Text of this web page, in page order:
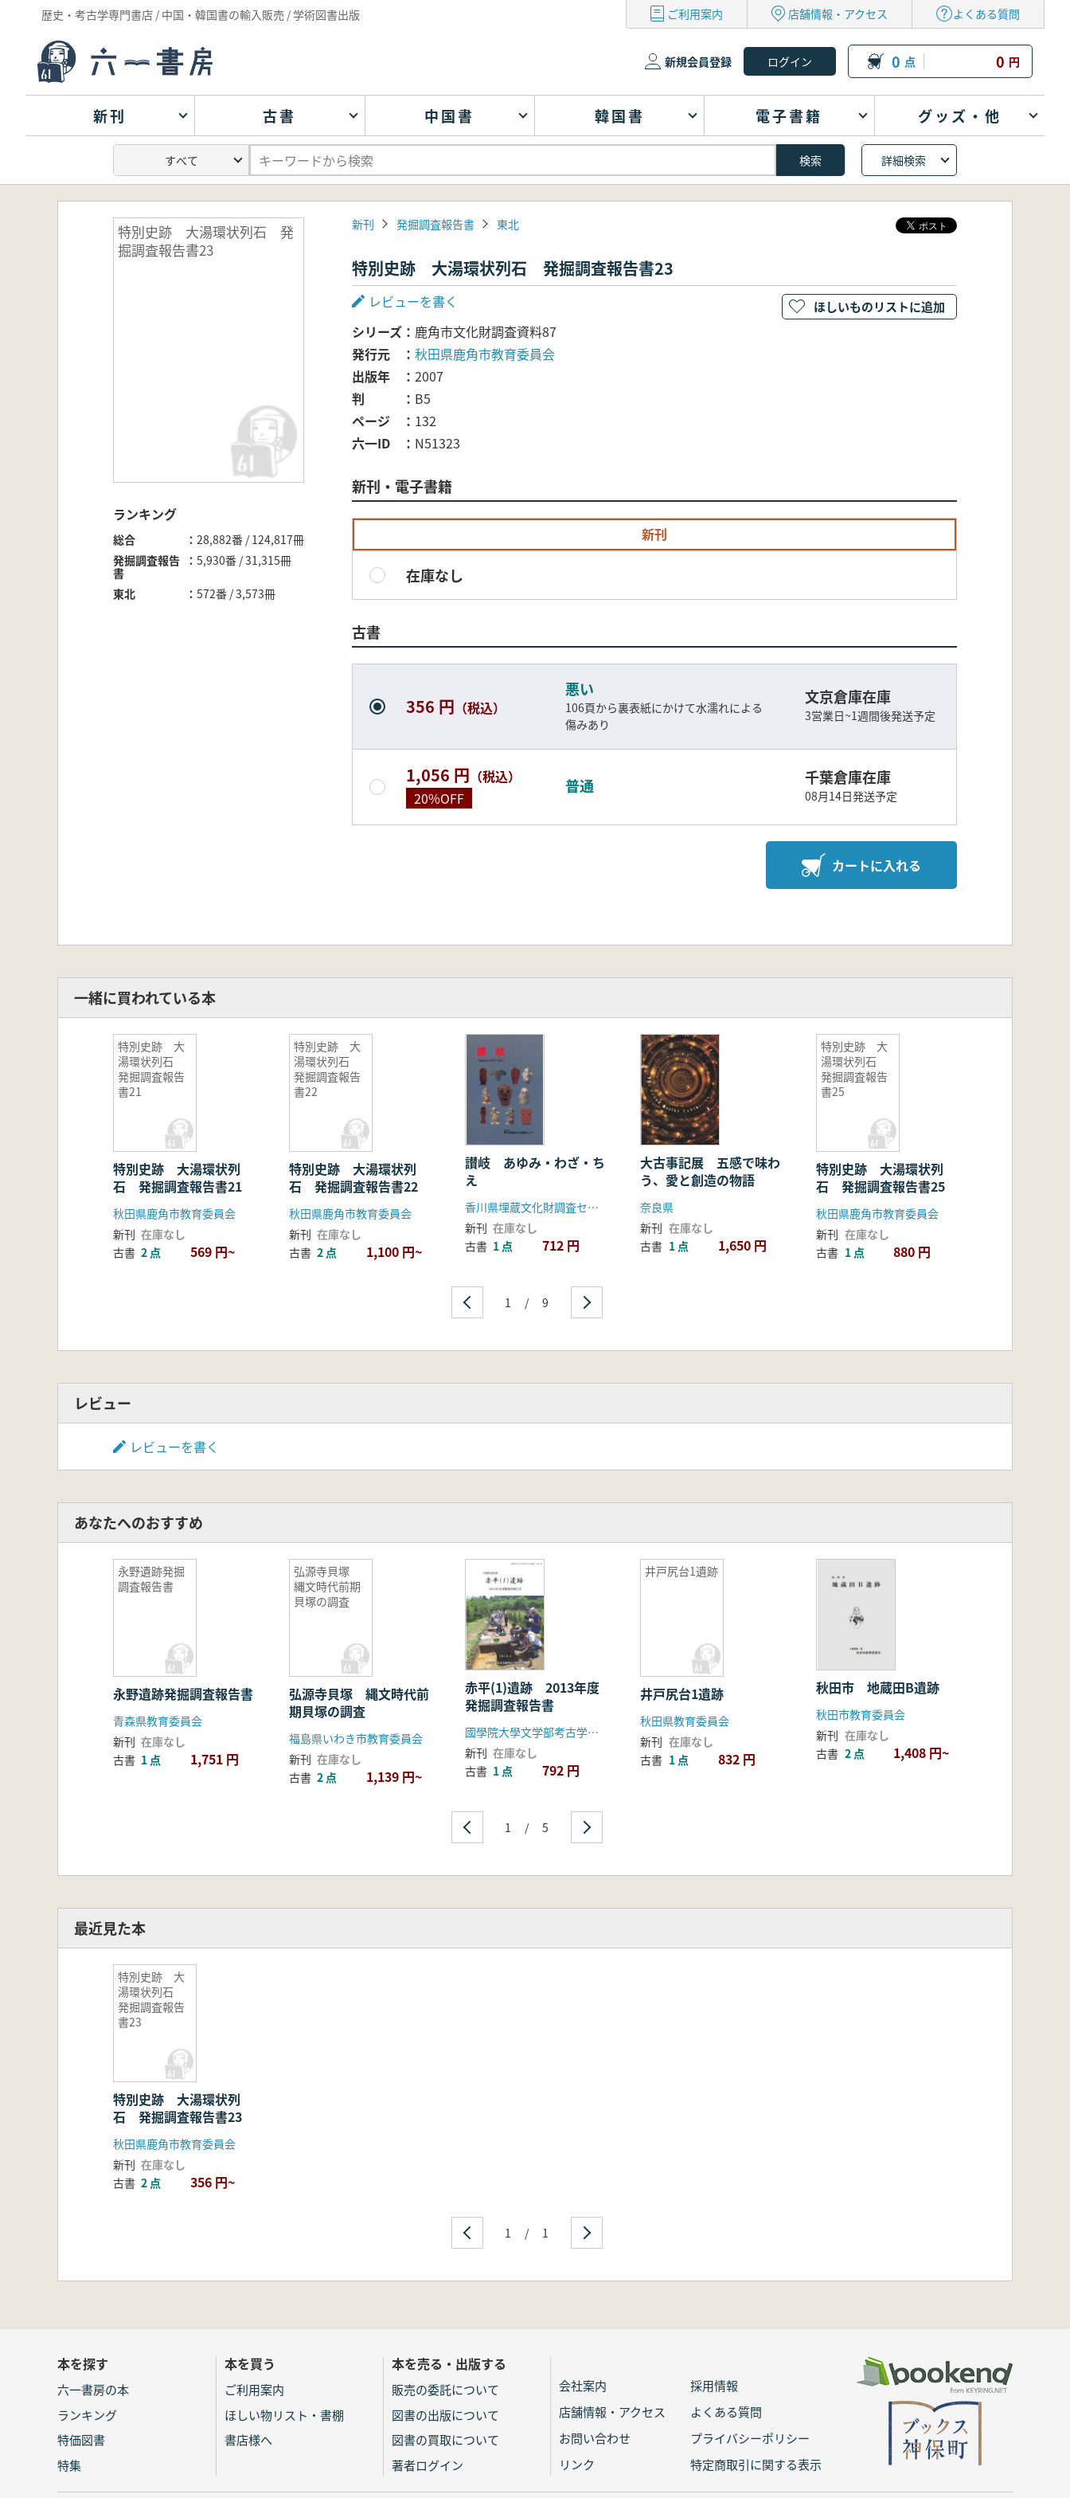
歴史・考古学専門書店 / 中国・韓国書の輸入販売 / 学術図書出版 ご利用案内 店舗情報・アクセス よくある質問
新規会員登録 0 点 0 円
新刊 古書 中国書 韓国書 電子書籍 グッズ・他
詳細検索
特別史跡 大湯環状列石 発
掘調査報告書23
ランキング
総合
28,882番 / 124,817冊
発掘調査報告
書
5,930番 / 31,315冊
東北 572番 / 3,573冊
新刊 発掘調査報告書 東北
特別史跡 大湯環状列石 発掘調査報告書23
レビューを書く
シリーズ
鹿角市文化財調査資料87
発行元
秋田県鹿角市教育委員会
出版年
2007
判
B5
ページ
132
六一ID
N51323
新刊・電子書籍
新刊
在庫なし
古書
356 円 （税込）
悪い
106頁から裏表紙にかけて水濡れによる
傷みあり
文京倉庫在庫
3営業日~1週間後発送予定
1,056 円 （税込）
20%OFF
普通 千葉倉庫在庫
08月14日発送予定
カートに入れる
ほしいものリストに追加
一緒に買われている本
特別史跡 大
湯環状列石
発掘調査報告
書21
特別史跡 大湯環状列
石 発掘調査報告書21
秋田県鹿角市教育委員会
新刊 在庫なし
古書 2 点 569 円~
特別史跡 大
湯環状列石
発掘調査報告
書22
特別史跡 大湯環状列
石 発掘調査報告書22
秋田県鹿角市教育委員会
新刊 在庫なし
古書 2 点 1,100 円~
讃岐 あゆみ・わざ・ち
え
香川県埋蔵文化財調査センター
新刊 在庫なし
古書 1 点 712 円
大古事記展 五感で味わ
う、愛と創造の物語
奈良県
新刊 在庫なし
古書 1 点 1,650 円
特別史跡 大
湯環状列石
発掘調査報告
書25
特別史跡 大湯環状列
石 発掘調査報告書25
秋田県鹿角市教育委員会
新刊 在庫なし
古書 1 点 880 円
1 / 9
レビュー
レビューを書く
あなたへのおすすめ
永野遺跡発掘
調査報告書
永野遺跡発掘調査報告書
青森県教育委員会
新刊 在庫なし
古書 1 点 1,751 円
弘源寺貝塚
縄文時代前期
貝塚の調査
弘源寺貝塚 縄文時代前
期貝塚の調査
福島県いわき市教育委員会
新刊 在庫なし
古書 2 点 1,139 円~
赤平(1)遺跡 2013年度
発掘調査報告書
國學院大學文学部考古学研究室
新刊 在庫なし
古書 1 点 792 円
井戸尻台1遺跡
井戸尻台1遺跡
秋田県教育委員会
新刊 在庫なし
古書 1 点 832 円
秋田市 地蔵田B遺跡
秋田市教育委員会
新刊 在庫なし
古書 2 点 1,408 円~
1 / 5
最近見た本
特別史跡 大
湯環状列石
発掘調査報告
書23
特別史跡 大湯環状列
石 発掘調査報告書23
秋田県鹿角市教育委員会
新刊 在庫なし
古書 2 点 356 円~
1 / 1
本を探す
六一書房の本
ランキング
特価図書
特集
本を買う
ご利用案内
ほしい物リスト・書棚
書店様へ
本を売る・出版する
販売の委託について
図書の出版について
図書の買取について
著者ログイン
会社案内
採用情報
店舗情報・アクセス
よくある質問
お問い合わせ
プライバシーポリシー
リンク
特定商取引に関する表示